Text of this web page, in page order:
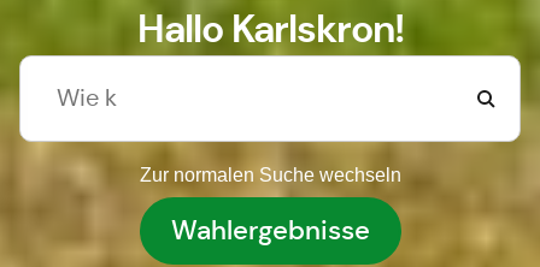
Hallo Karlskron!
Zur normalen Suche wechseln
Wahlergebnisse